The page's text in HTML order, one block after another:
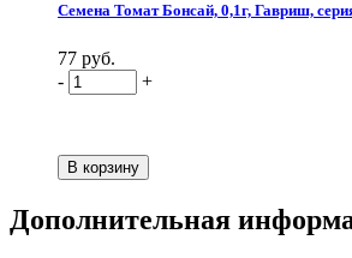
Семена Томат Бонсай, 0,1г, Гавриш,
77 руб.
-
+
Дополнительная